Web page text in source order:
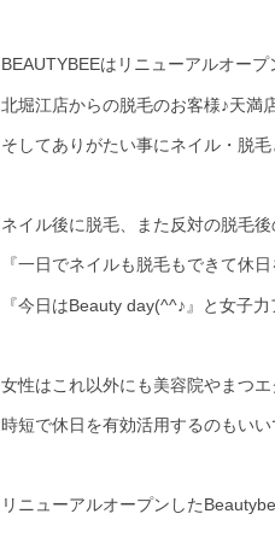
BEAUTYBEEはリニューアルオープ
北堀江店からの脱毛のお客様♪天満
そしてありがたい事にネイル・脱
ネイル後に脱毛、また反対の脱毛
『一日でネイルも脱毛もできて休日
『今日はBeauty day(^^♪』と女子
女性はこれ以外にも美容院やまつ
時短で休日を有効活用するのもいい
リニューアルオープンした